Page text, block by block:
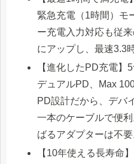
緊急充電（1時間）モ
ー充電入力対応も従
にアップし、最速3.3
【進化したPD充電】
デュアルPD、Max
PD設計だから、デバ
一本のケーブルで便
ばるアダプターは不要
【10年使える長寿命